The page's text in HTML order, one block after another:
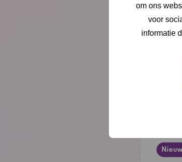
om ons
voor
informatie
Juist
er
Lees